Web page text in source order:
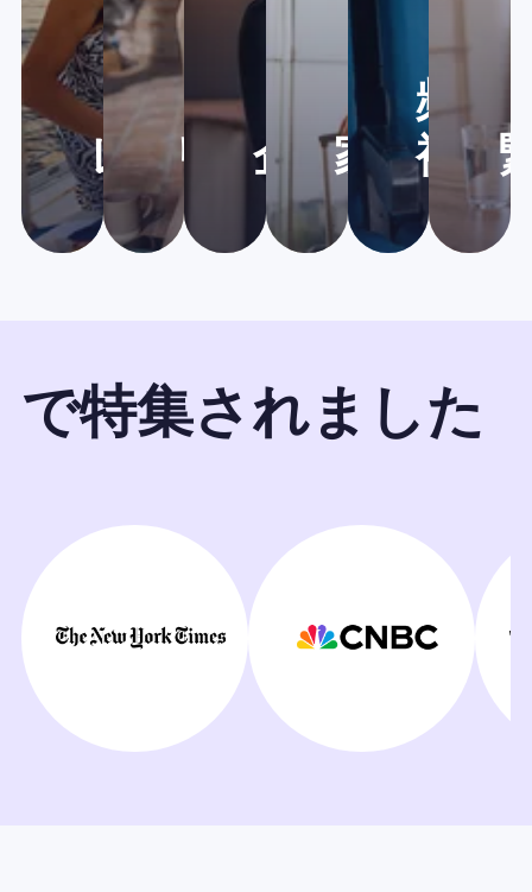
レジャー旅行
リモートワーク
企業のモビ
家族やグ
頻繁
複数
で特集されました